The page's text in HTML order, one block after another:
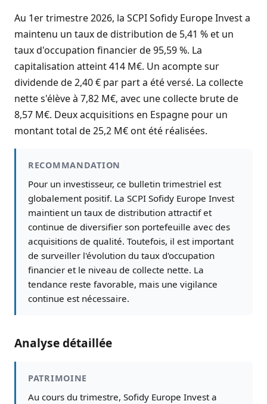
Au 1er trimestre 2026, la SCPI Sofidy Europe Invest a
maintenu un taux de distribution de 5,41 % et un
taux d'occupation financier de 95,59 %. La
capitalisation atteint 414 M€. Un acompte sur
dividende de 2,40 € par part a été versé. La collecte
nette s'élève à 7,82 M€, avec une collecte brute de
8,57 M€. Deux acquisitions en Espagne pour un
montant total de 25,2 M€ ont été réalisées.
RECOMMANDATION
Pour un investisseur, ce bulletin trimestriel est
globalement positif. La SCPI Sofidy Europe Invest
maintient un taux de distribution attractif et
continue de diversifier son portefeuille avec des
acquisitions de qualité. Toutefois, il est important
de surveiller l'évolution du taux d'occupation
financier et le niveau de collecte nette. La
tendance reste favorable, mais une vigilance
continue est nécessaire.
Analyse détaillée
PATRIMOINE
Au cours du trimestre, Sofidy Europe Invest a